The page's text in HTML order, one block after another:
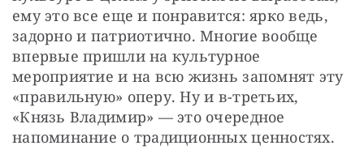
ему это все еще и понравится: ярко ведь,
задорно и патриотично. Многие вообще
впервые пришли на культурное
мероприятие и на всю жизнь запомнят эту
«правильную» оперу. Ну и в-третьих,
«Князь Владимир» — это очередное
напоминание о традиционных ценностях.